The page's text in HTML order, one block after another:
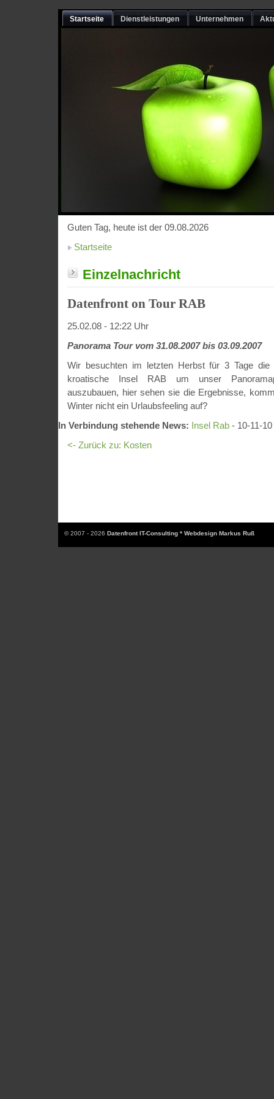
Startseite Dienstleistungen Unternehmen
Guten Tag, heute ist der 09.08.2026
Startseite
Einzelnachricht
Datenfront on Tour RAB
25.02.08 - 12:22 Uhr
Panorama Tour vom 31.08.2007 bis 03.09.2007
Wir besuchten im letzten Herbst für 3 Tage die
kroatische Insel RAB um unser
auszubauen, hier sehen sie die Ergebnisse,
Winter nicht ein Urlaubsfeeling auf?
In Verbindung stehende News: Insel Rab - 10-11-
<- Zurück zu: Kosten
© 2007 - 2026 Datenfront IT-Consulting * Webdesign Markus Ruß